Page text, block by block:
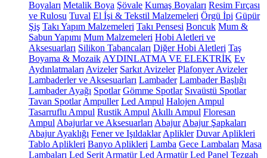
Boyaları Metalik Boya Şövale Kumaş Boyaları Resim Fırçası
ve Rulosu Tuval El İşi & Tekstil Malzemeleri Örgü İpi Güpür
Şiş Takı Yapım Malzemeleri Takı Pensesi Boncuk Mum &
Sabun Yapımı Mum Malzemeleri Hobi Aletleri ve
Aksesuarları Silikon Tabancaları Diğer Hobi Aletleri Taş
Boyama & Mozaik AYDINLATMA VE ELEKTRİK Ev
Aydınlatmaları Avizeler Sarkıt Avizeler Plafonyer Avizeler
Lambaderler ve Aksesuarları Lambader Lambader Başlığı
Lambader Ayağı Spotlar Gömme Spotlar Sıvaüstü Spotlar
Tavan Spotlar Ampuller Led Ampul Halojen Ampul
Tasarruflu Ampul Rustik Ampul Akıllı Ampul Floresan
Ampul Abajurlar ve Aksesuarları Abajur Abajur Şapkaları
Abajur Ayaklığı Fener ve Işıldaklar Aplikler Duvar Aplikleri
Tablo Aplikleri Banyo Aplikleri Lamba Gece Lambaları Masa
Lambaları Led Şerit Armatür Led Armatür Led Panel Tezgah